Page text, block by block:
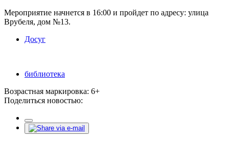
Мероприятие начнется в 16:00 и пройдет по адресу: улица
Врубеля, дом №13.
Досуг
библиотека
Возрастная маркировка: 6+
Поделиться новостью: